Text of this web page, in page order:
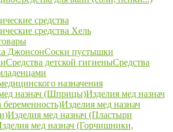
средства
средства Хель
ДжонсонСоски пустышки
Средства детской гигиеныСредства
назначения
назнач (Шприцы)Изделия мед назнач
беременность)Изделия мед назнач
Изделия мед назнач (Пластыри
мед назнач (Горчишники,